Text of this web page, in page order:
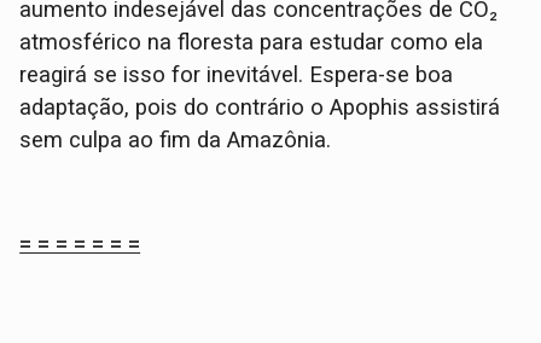
aumento indesejável das concentrações de CO₂
atmosférico na floresta para estudar como ela
reagirá se isso for inevitável. Espera-se boa
adaptação, pois do contrário o Apophis assistirá
sem culpa ao fim da Amazônia.
= = = = = = =